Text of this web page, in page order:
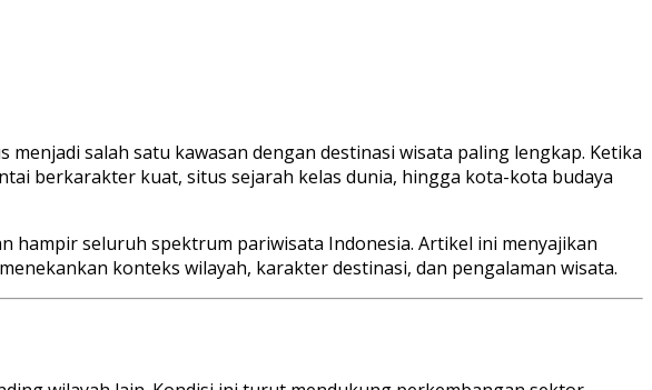
salah satu kawasan dengan destinasi wisata paling lengkap. Ketika
berkarakter kuat, situs sejarah kelas dunia, hingga kota-kota budaya
hampir seluruh spektrum pariwisata Indonesia. Artikel ini menyajikan
konteks wilayah, karakter destinasi, dan pengalaman wisata.